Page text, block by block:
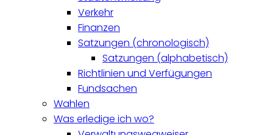
Verkehr
Finanzen
Satzungen (chronologisch)
Satzungen (alphabetisch)
Richtlinien und Verfügungen
Fundsachen
Wahlen
Was erledige ich wo?